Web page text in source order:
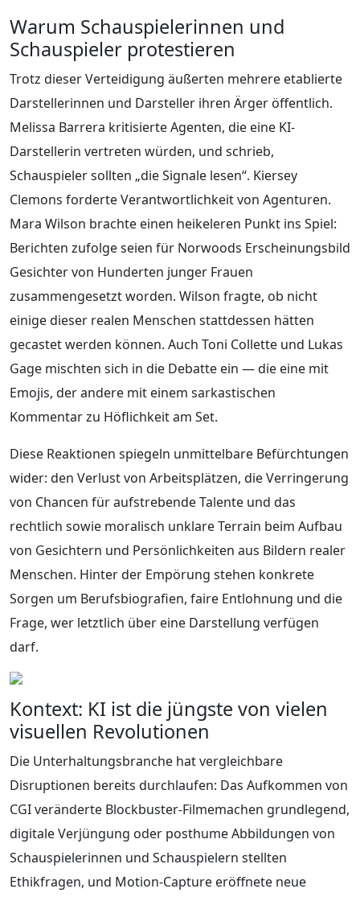
Warum Schauspielerinnen und
Schauspieler protestieren
Trotz dieser Verteidigung äußerten mehrere etablierte
Darstellerinnen und Darsteller ihren Ärger öffentlich.
Melissa Barrera kritisierte Agenten, die eine KI-
Darstellerin vertreten würden, und schrieb,
Schauspieler sollten „die Signale lesen“. Kiersey
Clemons forderte Verantwortlichkeit von Agenturen.
Mara Wilson brachte einen heikeleren Punkt ins Spiel:
Berichten zufolge seien für Norwoods Erscheinungsbild
Gesichter von Hunderten junger Frauen
zusammengesetzt worden. Wilson fragte, ob nicht
einige dieser realen Menschen stattdessen hätten
gecastet werden können. Auch Toni Collette und Lukas
Gage mischten sich in die Debatte ein — die eine mit
Emojis, der andere mit einem sarkastischen
Kommentar zu Höflichkeit am Set.
Diese Reaktionen spiegeln unmittelbare Befürchtungen
wider: den Verlust von Arbeitsplätzen, die Verringerung
von Chancen für aufstrebende Talente und das
rechtlich sowie moralisch unklare Terrain beim Aufbau
von Gesichtern und Persönlichkeiten aus Bildern realer
Menschen. Hinter der Empörung stehen konkrete
Sorgen um Berufsbiografien, faire Entlohnung und die
Frage, wer letztlich über eine Darstellung verfügen
darf.
Kontext: KI ist die jüngste von vielen
visuellen Revolutionen
Die Unterhaltungsbranche hat vergleichbare
Disruptionen bereits durchlaufen: Das Aufkommen von
CGI veränderte Blockbuster-Filmemachen grundlegend,
digitale Verjüngung oder posthume Abbildungen von
Schauspielerinnen und Schauspielern stellten
Ethikfragen, und Motion-Capture eröffnete neue